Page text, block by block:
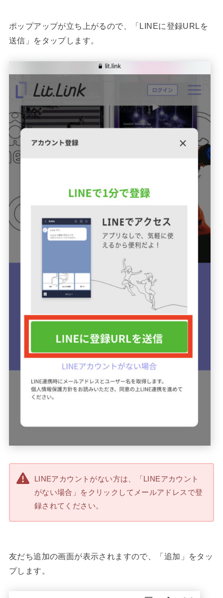
ポップアップが立ち上がるので、「LINEに登録URLを
送信」をタップします。
LINEアカウントがない方は、「LINEアカウント
がない場合」をクリックしてメールアドレスで登
録されてください。
友だち追加の画面が表示されますので、「追加」をタッ
プします。